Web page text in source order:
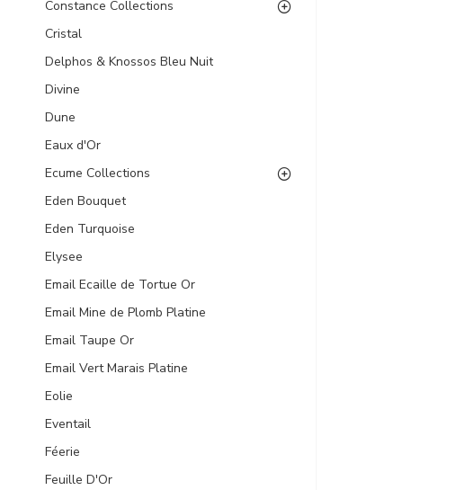
Constance Collections
Cristal
Delphos & Knossos Bleu Nuit
Divine
Dune
Eaux d'Or
Ecume Collections
Eden Bouquet
Eden Turquoise
Elysee
Email Ecaille de Tortue Or
Email Mine de Plomb Platine
Email Taupe Or
Email Vert Marais Platine
Eolie
Eventail
Féerie
Feuille D'Or